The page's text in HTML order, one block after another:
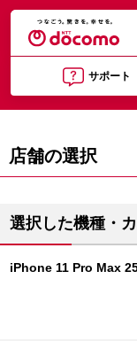
サポート
店舗の選択
選択した機種・
iPhone 11 Pro Max